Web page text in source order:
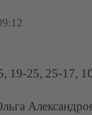
19-25, 25-17,